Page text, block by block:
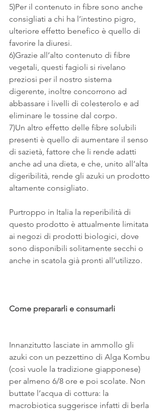
5)Per il contenuto in fibre sono anche
consigliati a chi ha l’intestino pigro,
ulteriore effetto benefico è quello di
favorire la diuresi.
6)Grazie all’alto contenuto di fibre
vegetali, questi fagioli si rivelano
preziosi per il nostro sistema
digerente, inoltre concorrono ad
abbassare i livelli di colesterolo e ad
eliminare le tossine dal corpo.
7)Un altro effetto delle fibre solubili
presenti è quello di aumentare il senso
di sazietà, fattore che li rende adatti
anche ad una dieta, e che, unito all’alta
digeribilità, rende gli azuki un prodotto
altamente consigliato.
Purtroppo in Italia la reperibilità di
questo prodotto è attualmente limitata
ai negozi di prodotti biologici, dove
sono disponibili solitamente secchi o
anche in scatola già pronti all’utilizzo.
Come prepararli e consumarli
Innanzitutto lasciate in ammollo gli
azuki con un pezzettino di Alga Kombu
(così vuole la tradizione giapponese)
per almeno 6/8 ore e poi scolate. Non
buttate l’acqua di cottura: la
macrobiotica suggerisce infatti di berla